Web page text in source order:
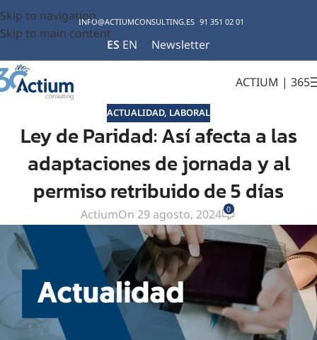
Skip to navigation
Skip to main content
INFO@ACTIUMCONSULTING.ES 91 351 02 01
ES EN Newsletter
ACTIUM | 365
ACTUALIDAD, LABORAL
Ley de Paridad: Así afecta a las
adaptaciones de jornada y al
permiso retribuido de 5 días
ActiumOn 29 agosto, 2024 0